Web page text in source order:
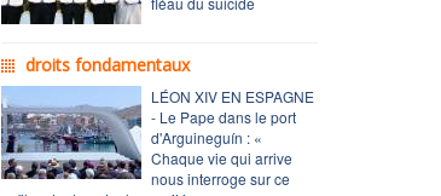
droits fondamentaux
LÉON XIV EN ESPAGNE
- Le Pape dans le port
d'Arguineguín : «
Chaque vie qui arrive
nous interroge sur ce